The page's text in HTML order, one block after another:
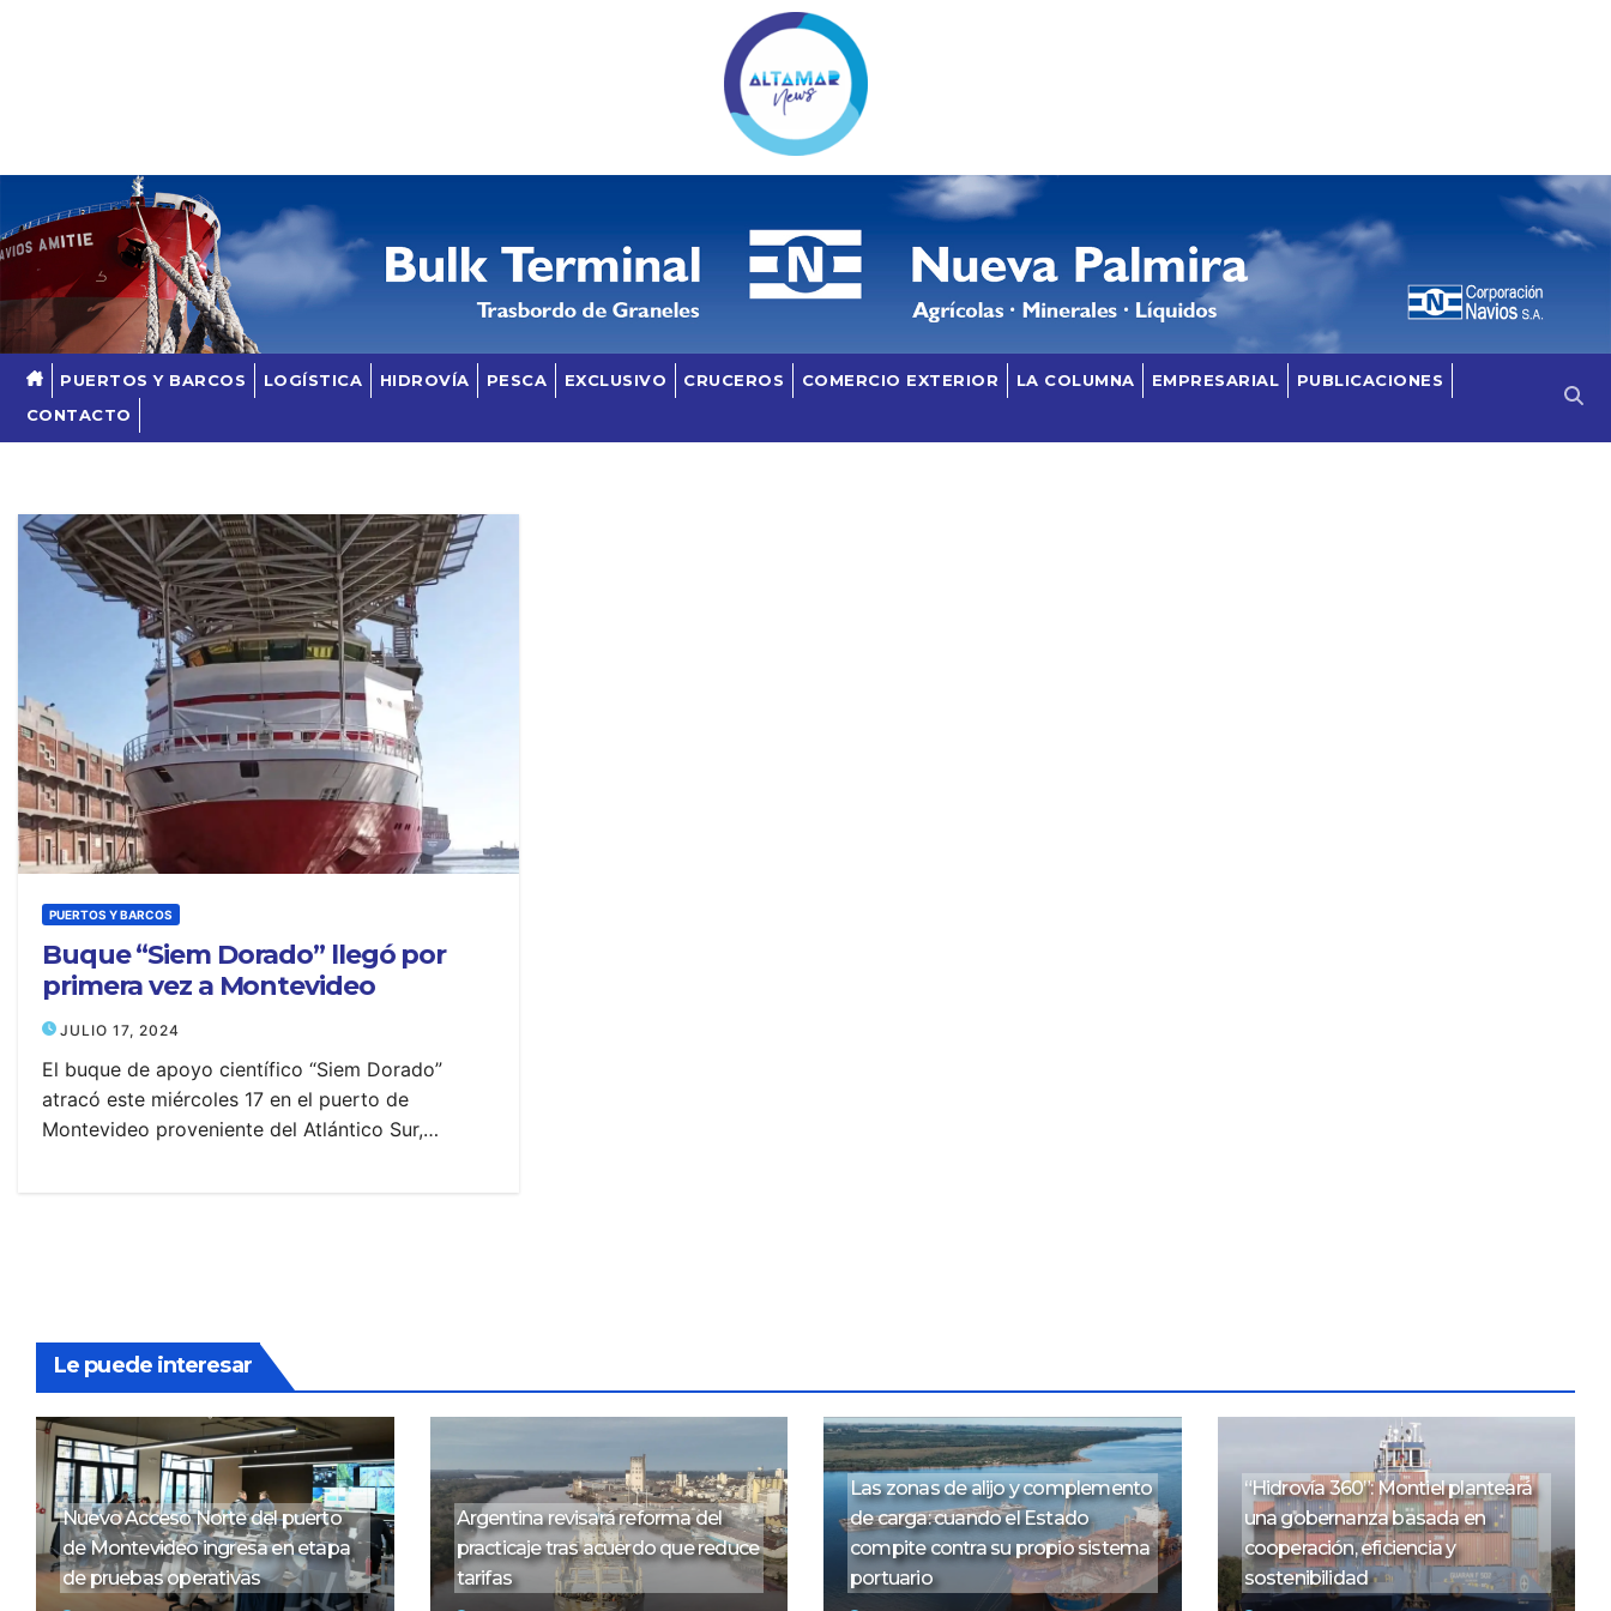
PUERTOS Y BARCOS LOGÍSTICA HIDROVÍA PESCA EXCLUSIVO CRUCEROS COMERCIO EXTERIOR LA COLUMNA EMPRESARIAL
PUBLICACIONES
CONTACTO
PUERTOS Y BARCOS
Buque “Siem Dorado” llegó por
primera vez a Montevideo
JULIO 17, 2024
El buque de apoyo científico “Siem Dorado”
atracó este miércoles 17 en el puerto de
Montevideo proveniente del Atlántico Sur,…
Le puede interesar
Nuevo Acceso Norte del puerto
de Montevideo ingresa en etapa
de pruebas operativas
Argentina revisará reforma del
practicaje tras acuerdo que reduce
tarifas
Las zonas de alijo y complemento
de carga: cuando el Estado
compite contra su propio sistema
portuario
“Hidrovía 360”: Montiel planteará
una gobernanza basada en
cooperación, eficiencia y
sostenibilidad